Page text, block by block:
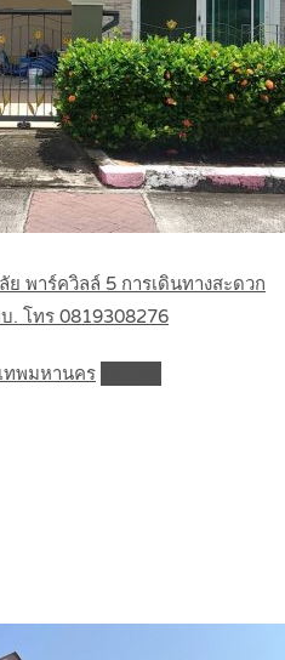
พาร์ควิลล์ 5 การเดินทางสะดวก
. โทร 0819308276
ทพมหานคร